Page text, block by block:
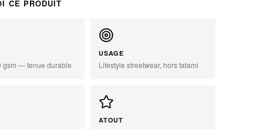
CE PRODUIT
gsm — tenue durable
USAGE
Lifestyle streetwear, hors tatami
ATOUT